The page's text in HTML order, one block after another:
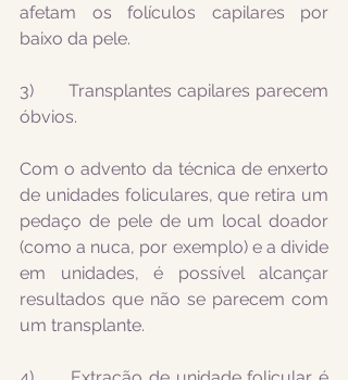
afetam os folículos capilares por
baixo da pele.
3)      Transplantes capilares parecem
óbvios.
Com o advento da técnica de enxerto
de unidades foliculares, que retira um
pedaço de pele de um local doador
(como a nuca, por exemplo) e a divide
em unidades, é possível alcançar
resultados que não se parecem com
um transplante.